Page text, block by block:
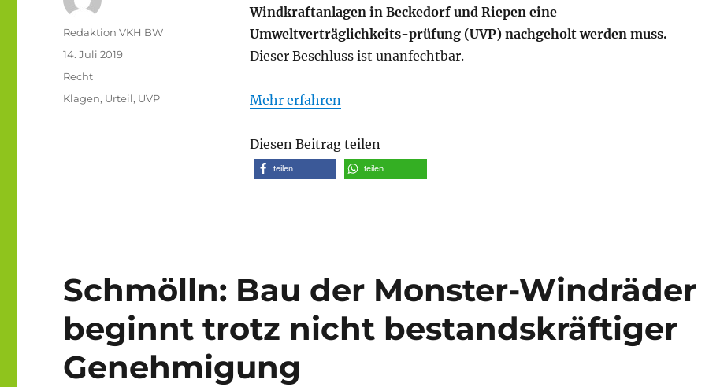
Windkraftanlagen in Beckedorf und Riepen eine
Umweltverträglichkeits-prüfung (UVP) nachgeholt werden muss.
Dieser Beschluss ist unanfechtbar.
Mehr erfahren
Diesen Beitrag teilen
teilen teilen
Autor
Redaktion VKH BW
Veröffentlicht
14. Juli 2019
Kategorien
Recht
Schlagwörter
Klagen, Urteil, UVP
Schmölln: Bau der Monster-Windräder
beginnt trotz nicht bestandskräftiger
Genehmigung